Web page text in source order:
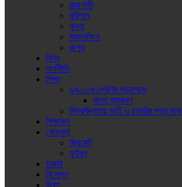
রাজশাহী
বরিশাল
খুলনা
ময়মনসিংহ
রংপুর
বিশ্ব
অর্থনীতি
শিক্ষা
৯ম-১০ম শ্রেণির পড়াশোনা
বাংলা ব্যাকরণ
বিশ্ববিদ্যালয় ভর্তি ও চাকরির পড়াশোনা
শিক্ষাঙ্গন
খেলাধুলা
ক্রিকেট
ফুটবল
চাকরি
বিনোদন
দিবস